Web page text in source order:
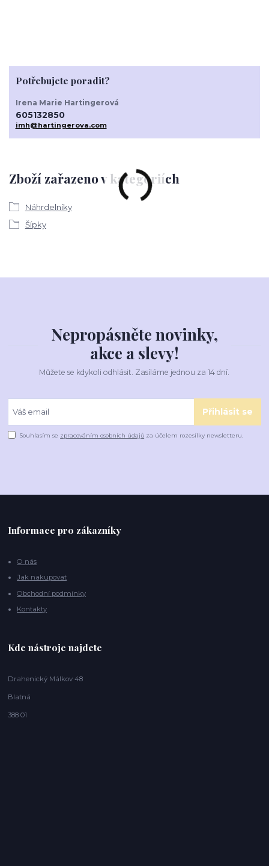
Zboží zařazeno v kategoriích
Náhrdelníky
Šípky
Potřebujete poradit?
Irena Marie Hartingerová
605132850
imh@hartingerova.com
Nepropásněte novinky,
akce a slevy!
Můžete se kdykoli odhlásit. Zasíláme jednou za 14 dní.
Přihlásit se
Souhlasím se zpracováním osobních údajů za účelem rozesílky newsletteru.
Informace pro zákazníky
O nás
Jak nakupovat
Obchodní podmínky
Kontakty
Kde nástroje najdete
Drahenický Málkov 48
Blatná
388 01